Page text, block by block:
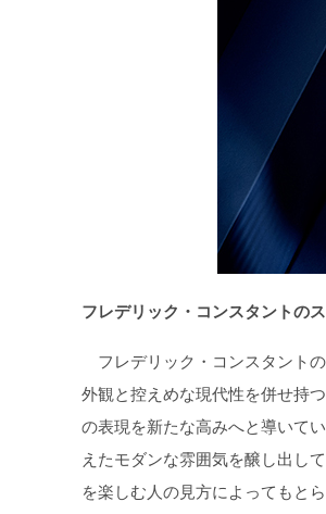
フレデリック・コンスタントの
フレデリック・コンスタント
外観と控えめな現代性を併せ持
の表現を新たな高みへと導いて
えたモダンな雰囲気を醸し出し
を楽しむ人の見方によってもと